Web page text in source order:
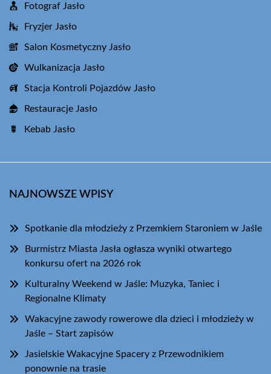
Fotograf Jasło
Fryzjer Jasło
Salon Kosmetyczny Jasło
Wulkanizacja Jasło
Stacja Kontroli Pojazdów Jasło
Restauracje Jasło
Kebab Jasło
NAJNOWSZE WPISY
Spotkanie dla młodzieży z Przemkiem Staroniem w Jaśle
Burmistrz Miasta Jasła ogłasza wyniki otwartego
konkursu ofert na 2026 rok
Kulturalny Weekend w Jaśle: Muzyka, Taniec i
Regionalne Klimaty
Wakacyjne zawody rowerowe dla dzieci i młodzieży w
Jaśle – Start zapisów
Jasielskie Wakacyjne Spacery z Przewodnikiem
ponownie na trasie